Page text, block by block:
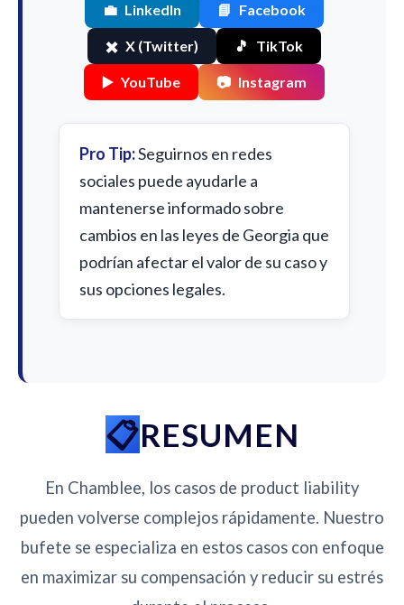
💼 LinkedIn 📘 Facebook
✖️ X (Twitter) 🎵 TikTok
▶️ YouTube 📷 Instagram
Pro Tip:Seguirnos en redes
sociales puede ayudarle a
mantenerse informado sobre
cambios en las leyes de Georgia que
podrían afectar el valor de su caso y
sus opciones legales.
RESUMEN
En Chamblee, los casos de product liability
pueden volverse complejos rápidamente. Nuestro
bufete se especializa en estos casos con enfoque
en maximizar su compensación y reducir su estrés